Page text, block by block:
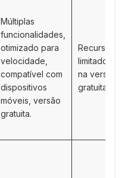
Múltiplas
funcionalidades,
otimizado para
velocidade,
compatível com
dispositivos
móveis, versão
gratuita.
Recursos
limitados
na versão
gratuita